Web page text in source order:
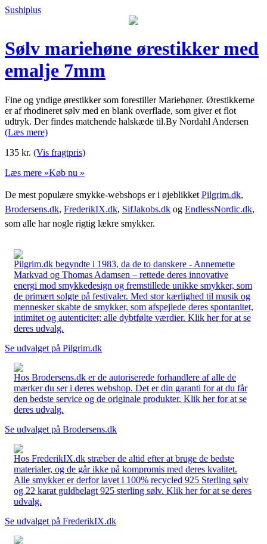
Sushiplus
Sølv mariehøne ørestikker med
emalje 7mm
Fine og yndige ørestikker som forestiller Mariehøner. Ørestikkerne
er af rhodineret sølv med en blank overflade, som giver et flot
udtryk. Der findes matchende halskæde til.By Nordahl Andersen
(Læs mere)
135 kr. (Vis fragtpris)
Læs mere »Køb nu »
De mest populære smykke-webshops er i øjeblikket Pilgrim.dk,
Brodersens.dk, FrederikIX.dk, SifJakobs.dk og EndlessNordic.dk,
som alle har nogle rigtig lækre smykker.
Pilgrim.dk begyndte i 1983, da de to danskere - Annemette
Markvad og Thomas Adamsen – rettede deres innovative
energi mod smykkedesign og fremstillede unikke smykker, som
de primært solgte på festivaler. Med stor kærlighed til musik og
mennesker skabte de smykker, som afspejlede deres spontanitet,
intimitet og autenticitet; alle dybtfølte værdier. Klik her for at se
deres udvalg.
Se udvalget på Pilgrim.dk
Hos Brodersens.dk er de autoriserede forhandlere af alle de
mærker du ser i deres webshop. Det er din garanti for at du får
den bedste service og de originale produkter. Klik her for at se
deres udvalg.
Se udvalget på Brodersens.dk
Hos FrederikIX.dk stræber de altid efter at bruge de bedste
materialer, og de går ikke på kompromis med deres kvalitet.
Alle smykker er derfor lavet i 100% recycled 925 Sterling sølv
og 22 karat guldbelagt 925 sterling sølv. Klik her for at se deres
udvalg.
Se udvalget på FrederikIX.dk